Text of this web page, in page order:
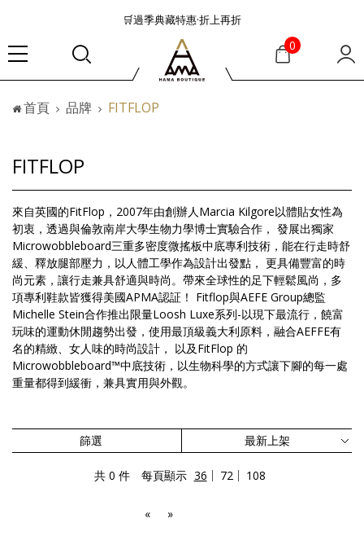
🛒過季典藏特惠·折上再折
👜大容量包款美學從不只是收納
『折扣』降臨，將時髦夏季全部收藏
🟤「萬元初」入手HEREU小眾靜奢品牌包款
🟤TODS的義大利經典美學超越了短暫流行
🟤「萬元初」入手HEREU小眾靜奢品牌包款
0
首頁 品牌 FITFLOP
FITFLOP
來自英國的FitFlop，2007年由創辦人Marcia Kilgore以體貼女性為
初衷，透過與倫敦南岸大學生物力學博士實驗合作， 發展出獨家
Microwobbleboard三重多密度微搖板中底專利技術，能在行走時舒
緩、釋放腿部壓力，以人體工學作為設計出發點， 更具備豐富的時
尚元素，讓行走兼具舒適與時尚。帶來全球性的足下輕鬆風尚，多
項專利鞋款皆獲得美國APMA認証！ Fitflop與AEFE Group總監
Michelle Stein合作推出限量Loosh Luxe系列-以現下最流行，饒富
玩味的運動休閒趨勢出發，使用最頂級義大利原料，融合AEFFE有
名的精緻、女人味的時尚設計， 以及FitFlop 的
Microwobbleboard™中底技術，以生物科學的方式讓下腳的每一處
重量都得到緩衝，兼具實用與外觀。
篩選
共 0 件 每頁顯示 36 72 108
« »